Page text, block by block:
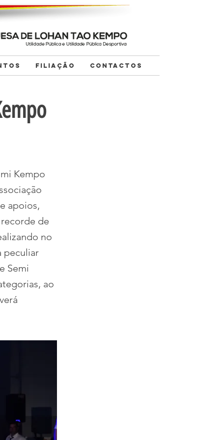
Kempo
apoios,
de
no
peculiar
Semi
ao
FILIAÇÃO CONTACTOS